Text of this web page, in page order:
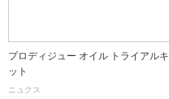
プロディジュー オイル トライアルキ
ット
ニュクス